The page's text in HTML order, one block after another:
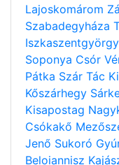
Lajoskomárom
Szabadegyháza
Iszkaszentgyörgy
Soponya Csór
Pátka Szár Tác
Kőszárhegy
Kisapostag
Csókakő
Jenő Sukoró
Beloiannisz